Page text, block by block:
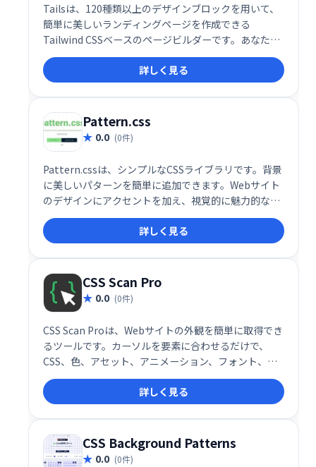
Tailsは、120種類以上のデザインブロックを用いて、
簡単に美しいランディングページを作成できる
Tailwind CSSベースのページビルダーです。あなたの
次のプロジェクトに最適なウェブサイトを、直感的な
操作で素早く構築できます。素晴らしいアイデアを実
現するための究極のツールです。
詳しく見る
Pattern.css
0.0 (0件)
Pattern.cssは、シンプルなCSSライブラリです。背景
に美しいパターンを簡単に追加できます。Webサイト
のデザインにアクセントを加え、視覚的に魅力的な空
間を演出したい方におすすめです。軽量で使いやすい
ので、手軽に導入できます。
詳しく見る
CSS Scan Pro
0.0 (0件)
CSS Scan Proは、Webサイトの外観を簡単に取得でき
るツールです。カーソルを要素に合わせるだけで、
CSS、色、アセット、アニメーション、フォント、サ
イズなどの情報が瞬時に表示されます。直感的なエデ
ィターでコードを書かずにコピー＆エクスポートが可
能。デザインの効率化や、CSSの学習にも役立ちま
す。
詳しく見る
CSS Background Patterns
0.0 (0件)